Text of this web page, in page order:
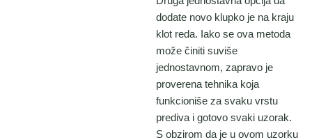
dodate novo klupko je na kraju
klot reda. Iako se ova metoda
može činiti suviše
jednostavnom, zapravo je
proverena tehnika koja
funkcioniše za svaku vrstu
prediva i gotovo svaki uzorak.
S obzirom da je u ovom uzorku